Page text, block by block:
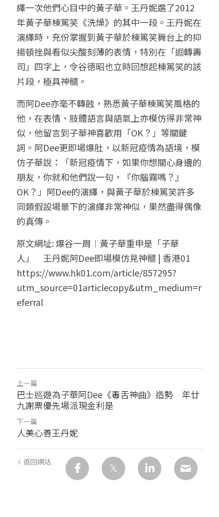
繹一次他們心目中的黃子華。王丹妮選了2012
年黃子華棟篤笑《洗燥》的其中一段。王丹妮在
演繹時，充份掌握到黃子華於棟篤笑舞台上的抑
揚頓挫與看似尖酸刻薄的表情，特別在「迴轉壽
司」四字上，令谷德昭也立時回想起棟篤笑的該
片段，極具神髓。
而阿Dee亦毫不轉蝕，熟悉黃子華棟篤笑風格的
他，在表情、肢體語言與語氣上亦模仿得非常神
似，他留言到子華神喜歡用「OK？」等關鍵
詞。阿Dee更即場爆肚，以新冠疫情為語境，模
仿子華說：「新冠疫情下，如果你想關心身邊的
朋友，你就和他們說一句，『你腦霧嗎？』
OK？」阿Dee的演繹，與黃子華於棟篤笑許多
同類假設場景下的演繹非常神似，果然盡得偶像
的真傳。
原文網址: 爆谷一周︱黃子華重申是「子華
人」　王丹妮阿Dee即場模仿見神髓 | 香港01
https://www.hk01.com/article/857295?
utm_source=01articlecopy&utm_medium=r
eferral
上一篇
巴士巡遊為子華阿Dee《毒舌神曲》造勢 年廿
九謝票優先場派現金利是
下一篇
人美心善王丹妮
返回網站